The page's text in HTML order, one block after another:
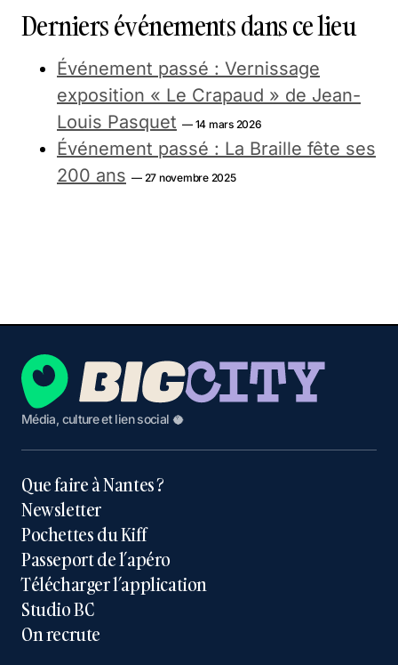
Derniers événements dans ce lieu
Événement passé : Vernissage
exposition « Le Crapaud » de Jean-
Louis Pasquet — 14 mars 2026
Événement passé : La Braille fête ses
200 ans — 27 novembre 2025
Média, culture et lien social 🥥
Que faire à Nantes ?
Newsletter
Pochettes du Kiff
Passeport de l’apéro
Télécharger l’application
Studio BC
On recrute